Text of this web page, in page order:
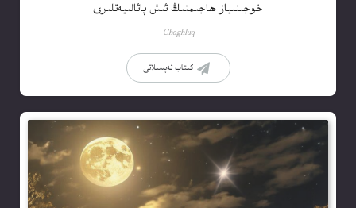
خوجىنىياز ھاجىمنىڭ ئىش پائالىيەتلىرى
Choghluq
كىتاب تەپسىلاتى